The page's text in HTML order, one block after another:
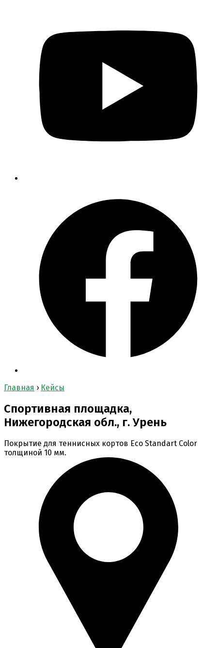
Главная › Кейсы
Спортивная площадка,
Нижегородская обл., г. Урень
Покрытие для теннисных кортов Eco Standart Color
толщиной 10 мм.